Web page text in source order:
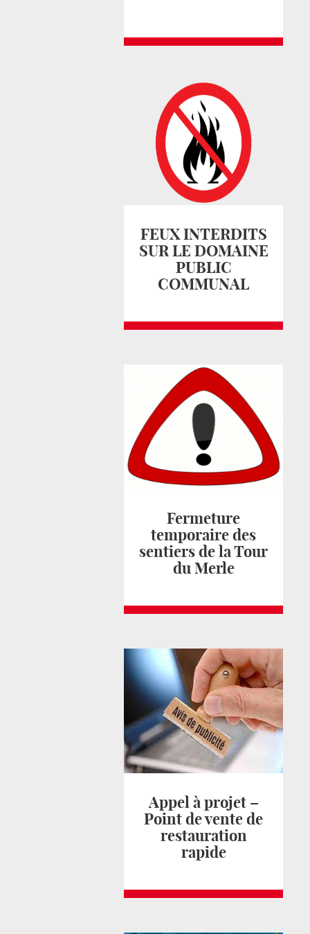
FEUX INTERDITS
SUR LE DOMAINE
PUBLIC
COMMUNAL
Fermeture
temporaire des
sentiers de la Tour
du Merle
Appel à projet –
Point de vente de
restauration
rapide